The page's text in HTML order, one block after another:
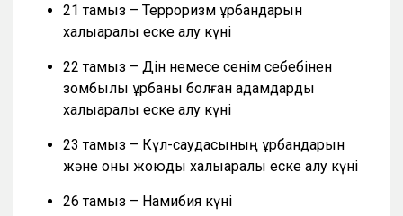
21 тамыз – Терроризм құрбандарын
халықаралық еске алу күні
22 тамыз – Дін немесе сенім себебінен
зомбылық құрбаны болған адамдарды
халықаралық еске алу күні
23 тамыз – Күл-саудасының құрбандарын
және оны жоюды халықаралық еске алу күні
26 тамыз – Намибия күні